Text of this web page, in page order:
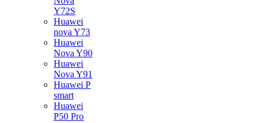
Y72S
Huawei
nova Y73
Huawei
Nova Y90
Huawei
Nova Y91
Huawei P
smart
Huawei
P50 Pro